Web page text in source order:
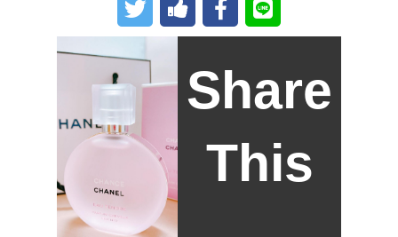
Share
This